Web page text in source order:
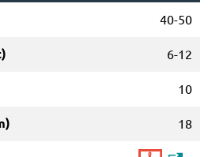
40-50
6-12
10
18